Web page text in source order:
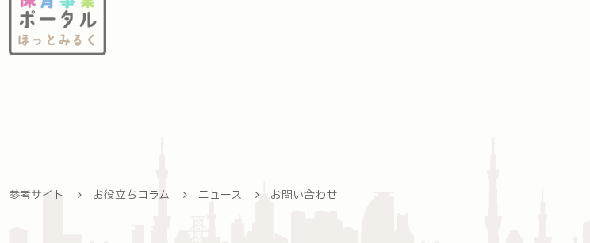
参考サイト お役立ちコラム ニュース お問い合わせ